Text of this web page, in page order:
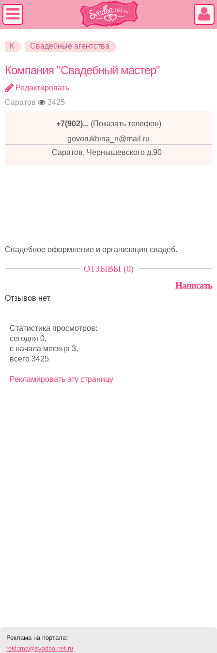
К Свадебные агентства
Компания "Свадебный мастер"
Редактировать
Саратов
3425
+7(902)... (Показать телефон)
govorukhina_n@mail.ru
Саратов, Чернышевского д.90
Свадебное оформление и организация свадеб.
ОТЗЫВЫ (0)
Написать
Отзывов нет.
Статистика просмотров:
сегодня 0,
с начала месяца 3,
всего 3425
Рекламировать эту страницу
Реклама на портале:
reklama@svadba.net.ru